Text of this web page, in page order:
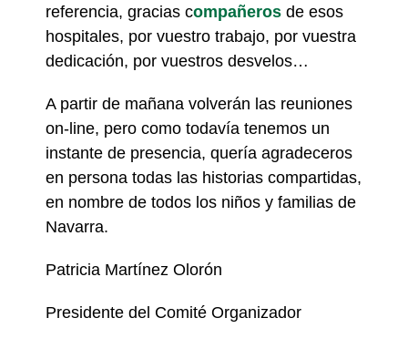
referencia, gracias compañeros de esos
hospitales, por vuestro trabajo, por vuestra
dedicación, por vuestros desvelos…
A partir de mañana volverán las reuniones
on-line, pero como todavía tenemos un
instante de presencia, quería agradeceros
en persona todas las historias compartidas,
en nombre de todos los niños y familias de
Navarra.
Patricia Martínez Olorón
Presidente del Comité Organizador